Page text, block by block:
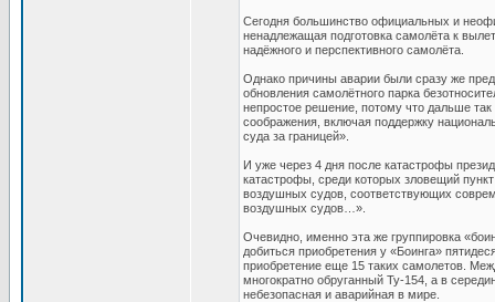
Сегодня большинство официальных и
ненадлежащая подготовка самолёта к
надёжного и перспективного самолёта.
Однако причины аварии были сразу же
обновления самолётного парка
непростое решение, потому что дальше
соображения, включая поддержку
суда за границей».
И уже через 4 дня после катастрофы
катастрофы, среди которых зловещий
воздушных судов, соответствующих
воздушных судов…».
Очевидно, именно эта же группировка
добиться приобретения у «Боинга»
приобретение еще 15 таких самолетов.
многократно обруганный Ту-154, а в
небезопасная и аварийная в мире.